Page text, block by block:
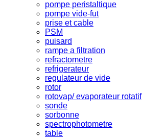
pompe peristaltique
pompe vide-fut
prise et cable
PSM
puisard
rampe a filtration
refractometre
refrigerateur
regulateur de vide
rotor
rotovap/ evaporateur rotatif
sonde
sorbonne
spectrophotometre
table